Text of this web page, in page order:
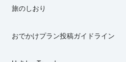
旅のしおり
おでかけプラン投稿ガイドライン